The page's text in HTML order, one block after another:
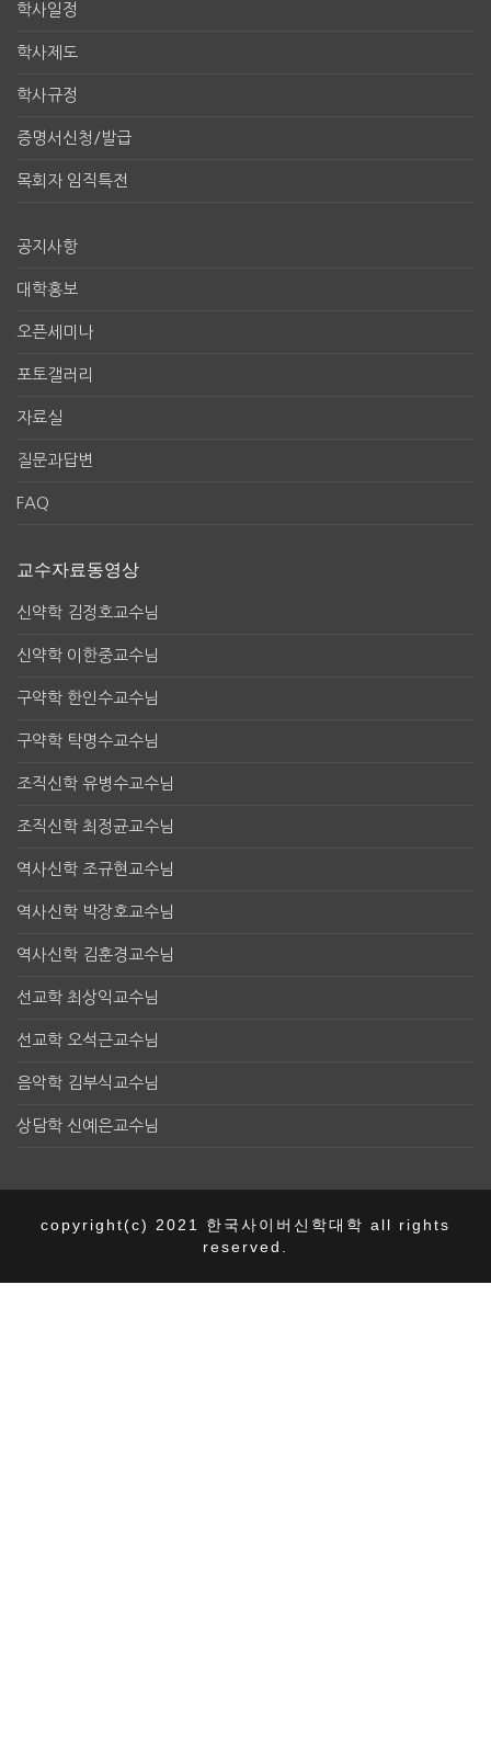
학사일정
학사제도
학사규정
증명서신청/발급
목회자 임직특전
공지사항
대학홍보
오픈세미나
포토갤러리
자료실
질문과답변
FAQ
교수자료동영상
신약학 김정호교수님
신약학 이한중교수님
구약학 한인수교수님
구약학 탁명수교수님
조직신학 유병수교수님
조직신학 최정균교수님
역사신학 조규현교수님
역사신학 박장호교수님
역사신학 김훈경교수님
선교학 최상익교수님
선교학 오석근교수님
음악학 김부식교수님
상담학 신예은교수님
copyright(c) 2021 한국사이버신학대학 all rights
reserved.